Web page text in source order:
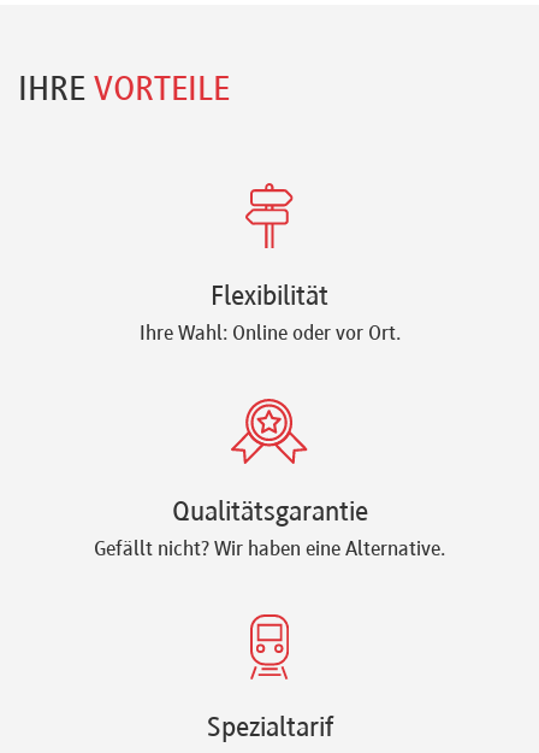
IHRE VORTEILE
Flexibilität
Ihre Wahl: Online oder vor Ort.
Qualitätsgarantie
Gefällt nicht? Wir haben eine Alternative.
Spezialtarif